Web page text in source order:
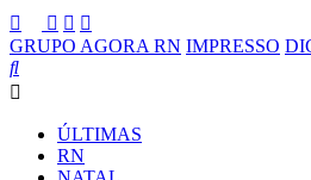
GRUPO AGORA RN IMPRESSO
ÚLTIMAS
RN